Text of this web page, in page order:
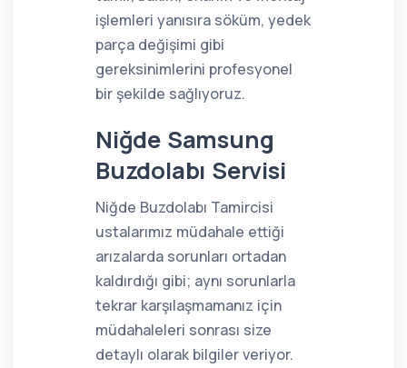
işlemleri yanısıra söküm, yedek
parça değişimi gibi
gereksinimlerini profesyonel
bir şekilde sağlıyoruz.
Niğde Samsung
Buzdolabı Servisi
Niğde Buzdolabı Tamircisi
ustalarımız müdahale ettiği
arızalarda sorunları ortadan
kaldırdığı gibi; aynı sorunlarla
tekrar karşılaşmamanız için
müdahaleleri sonrası size
detaylı olarak bilgiler veriyor.